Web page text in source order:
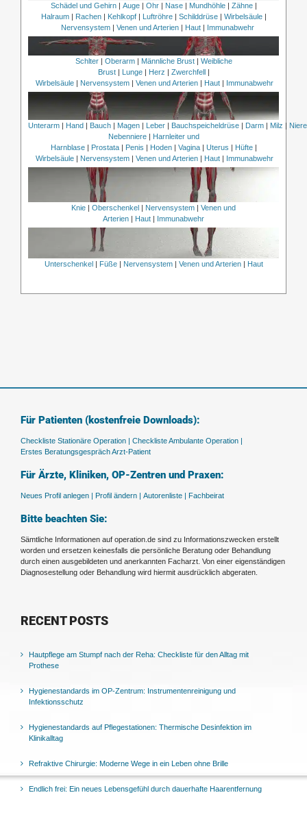
Schädel und Gehirn| Auge| Ohr| Nase| Mundhöhle| Zähne|
Halraum| Rachen| Kehlkopf| Luftröhre| Schilddrüse| Wirbelsäule|
Nervensystem | Venen und Arterien | Haut | Immunabwehr
Schlter| Oberarm| Männliche Brust| Weibliche
Brust| Lunge| Herz Zwerchfell
Wirbelsäule
Nervensystem Venen und Arterien Haut Immunabwehr
Unterarm| Hand Bauch| Magen| Leber| Bauchspeicheldrüse| Darm| Milz
Nebenniere|
Harnleiter und
Harnblase| Prostata| Penis Hoden| Vagina| Uterus Hüfte|
Wirbelsäule
Nervensystem Venen und Arterien Haut Immunabwehr
Knie | Oberschenkel | Nervensystem | Venen und
Arterien | Haut | Immunabwehr
Unterschenkel| Füße| Nervensystem| Venen und Arterien| Haut
Für Patienten (kostenfreie Downloads):
Checkliste Stationäre Operation | Checkliste Ambulante Operation |
Erstes Beratungsgespräch Arzt-Patient
Für Ärzte, Kliniken, OP-Zentren und Praxen:
Neues Profil anlegen | Profil ändern | Autorenliste | Fachbeirat
Bitte beachten Sie:
Sämtliche Informationen auf operation.de sind zu Informationszwecken erstellt
worden und ersetzen keinesfalls die persönliche Beratung oder Behandlung
durch einen ausgebildeten und anerkannten Facharzt. Von einer eigenständigen
Diagnosestellung oder Behandlung wird hiermit ausdrücklich abgeraten.
RECENT POSTS
Hautpflege am Stumpf nach der Reha: Checkliste für den Alltag mit
Prothese
Hygienestandards im OP-Zentrum: Instrumentenreinigung und
Infektionsschutz
Hygienestandards auf Pflegestationen: Thermische Desinfektion im
Klinikalltag
Refraktive Chirurgie: Moderne Wege in ein Leben ohne Brille
Endlich frei: Ein neues Lebensgefühl durch dauerhafte Haarentfernung